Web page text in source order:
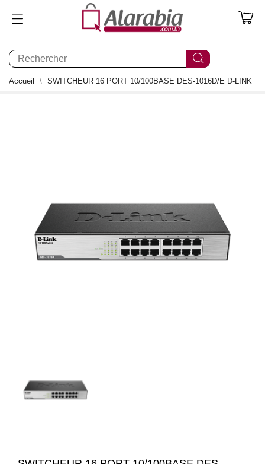
0
Accueil SWITCHEUR 16 PORT 10/100BASE DES-1016D/E D-LINK